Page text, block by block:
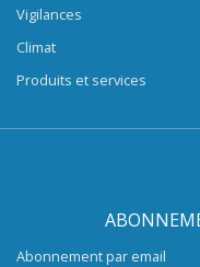
Vigilances
Climat
Produits et services
Abonnement par email